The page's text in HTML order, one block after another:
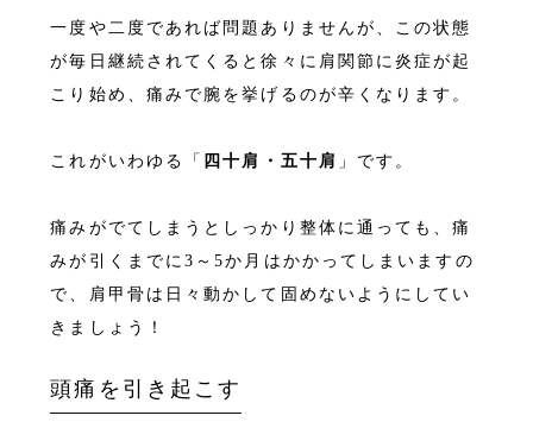
一度や二度であれば問題ありませんが、この状態
が毎日継続されてくると徐々に肩関節に炎症が起
こり始め、痛みで腕を挙げるのが辛くなります。
これがいわゆる「 四十肩・五十肩 」です。
痛みがでてしまうとしっかり整体に通っても、痛
みが引くまでに3～5か月はかかってしまいますの
で、肩甲骨は日々動かして固めないようにしてい
きましょう！
頭痛を引き起こす